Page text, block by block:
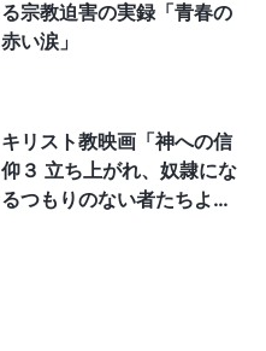
る宗教迫害の実録「青春の
赤い涙」
キリスト教映画「神への信
仰３ 立ち上がれ、奴隷にな
るつもりのない者たちよ」